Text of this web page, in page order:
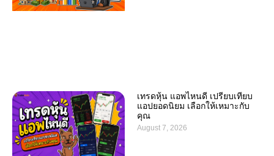
เทรดหุ้น แอพไหนดี เปรียบเทียบ
แอปยอดนิยม เลือกให้เหมาะกับ
คุณ
August 7, 2026